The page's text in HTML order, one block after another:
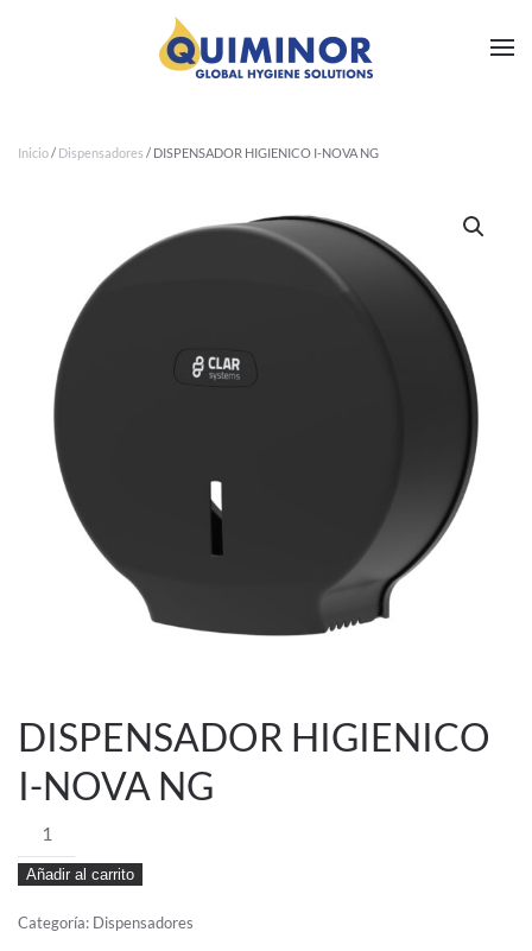
Ir al contenido principal
Inicio/ Dispensadores / DISPENSADOR HIGIENICO I-NOVA NG
DISPENSADOR HIGIENICO
I-NOVA NG
DISPENSADOR
HIGIENICO
I-
NOVA
Añadir al carrito
Categoría: Dispensadores